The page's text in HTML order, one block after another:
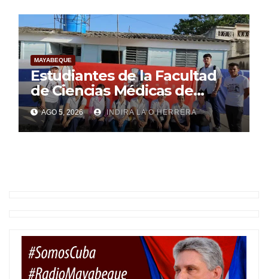
MAYABEQUE
Estudiantes de la Facultad
de Ciencias Médicas de
Mayabeque realizan
pesquisa
AGO 5, 2026 INDIRA LA O HERRERA